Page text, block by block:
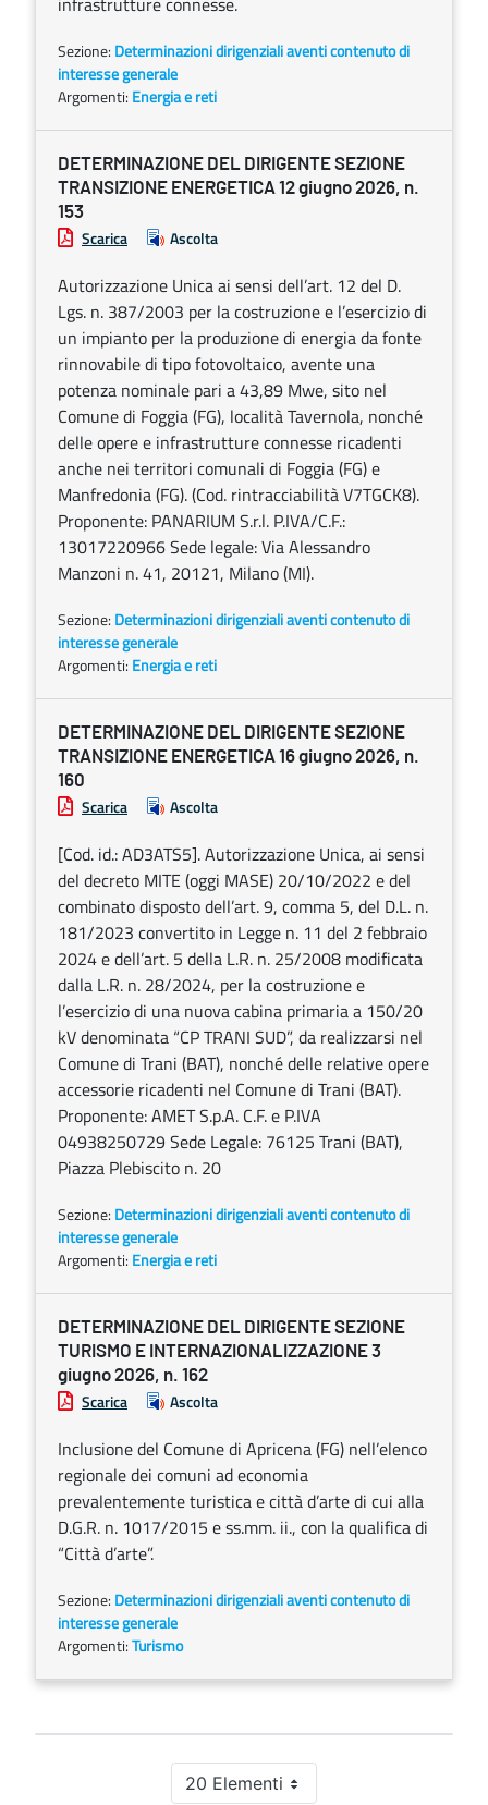
Sezione: Determinazioni dirigenziali aventi contenuto di
interesse generale
Argomenti: Energia e reti
DETERMINAZIONE DEL DIRIGENTE SEZIONE
TRANSIZIONE ENERGETICA 12 giugno 2026, n.
153
Scarica Ascolta
Autorizzazione Unica ai sensi dell’art. 12 del D.
Lgs. n. 387/2003 per la costruzione e l’esercizio di
un impianto per la produzione di energia da fonte
rinnovabile di tipo fotovoltaico, avente una
potenza nominale pari a 43,89 Mwe, sito nel
Comune di Foggia (FG), località Tavernola, nonché
delle opere e infrastrutture connesse ricadenti
anche nei territori comunali di Foggia (FG) e
Manfredonia (FG). (Cod. rintracciabilità V7TGCK8).
Proponente: PANARIUM S.r.l. P.IVA/C.F.:
13017220966 Sede legale: Via Alessandro
Manzoni n. 41, 20121, Milano (MI).
Sezione: Determinazioni dirigenziali aventi contenuto di
interesse generale
Argomenti: Energia e reti
DETERMINAZIONE DEL DIRIGENTE SEZIONE
TRANSIZIONE ENERGETICA 16 giugno 2026, n.
160
Scarica Ascolta
[Cod. id.: AD3ATS5]. Autorizzazione Unica, ai sensi
del decreto MITE (oggi MASE) 20/10/2022 e del
combinato disposto dell’art. 9, comma 5, del D.L. n.
181/2023 convertito in Legge n. 11 del 2 febbraio
2024 e dell’art. 5 della L.R. n. 25/2008 modificata
dalla L.R. n. 28/2024, per la costruzione e
l’esercizio di una nuova cabina primaria a 150/20
kV denominata “CP TRANI SUD”, da realizzarsi nel
Comune di Trani (BAT), nonché delle relative opere
accessorie ricadenti nel Comune di Trani (BAT).
Proponente: AMET S.p.A. C.F. e P.IVA
04938250729 Sede Legale: 76125 Trani (BAT),
Piazza Plebiscito n. 20
Sezione: Determinazioni dirigenziali aventi contenuto di
interesse generale
Argomenti: Energia e reti
DETERMINAZIONE DEL DIRIGENTE SEZIONE
TURISMO E INTERNAZIONALIZZAZIONE 3
giugno 2026, n. 162
Scarica Ascolta
Inclusione del Comune di Apricena (FG) nell’elenco
regionale dei comuni ad economia
prevalentemente turistica e città d’arte di cui alla
D.G.R. n. 1017/2015 e ss.mm. ii., con la qualifica di
“Città d’arte”.
Sezione: Determinazioni dirigenziali aventi contenuto di
interesse generale
Argomenti:Turismo
20 ElementiPer pagina